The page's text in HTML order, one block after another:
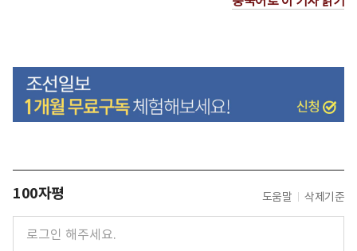
100자평 도움말 삭제기준